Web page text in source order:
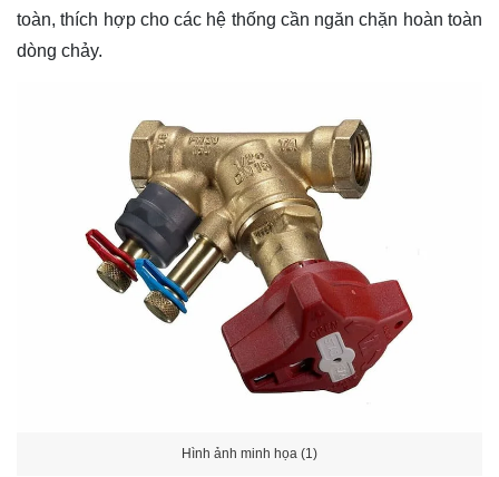
toàn, thích hợp cho các hệ thống cần ngăn chặn hoàn toàn
dòng chảy.
Hình ảnh minh họa (1)